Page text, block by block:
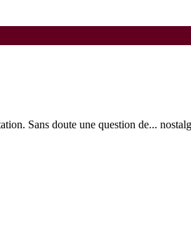
Sans doute une question de...